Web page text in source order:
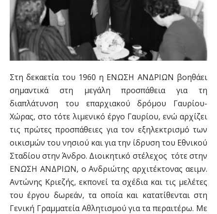
Στη δεκαετία του 1960 η ΕΝΩΣΗ ΑΝΔΡΙΩΝ βοηθάει
σημαντικά στη μεγάλη προσπάθεια για τη
διαπλάτυνση του επαρχιακού δρόμου Γαυρίου-
Χώρας, στο τότε λιμενικό έργο Γαυρίου, ενώ αρχίζει
τις πρώτες προσπάθειες για τον εξηλεκτρισμό των
οικισμών του νησιού και για την ίδρυση του Εθνικού
Σταδίου στην Άνδρο. Διοικητικό στέλεχος τότε στην
ΕΝΩΣΗ ΑΝΔΡΙΩΝ, ο Ανδριώτης αρχιτέκτονας αειμν.
Αντώνης Κριεζής, εκπονεί τα σχέδια και τις μελέτες
του έργου δωρεάν, τα οποία και κατατίθενται στη
Γενική Γραμματεία Αθλητισμού για τα περαιτέρω. Με